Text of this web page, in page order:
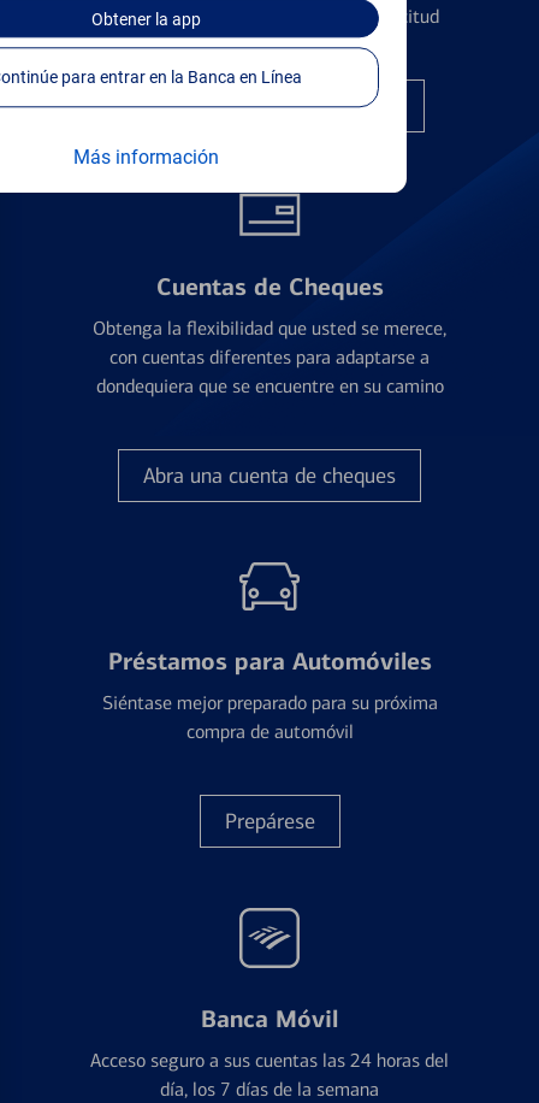
Obtenerla app
Continúe para entrar en la Banca en Línea
Más información
financiera antes de presentar una solicitud
Encuentre la tarjeta correcta
Cuentas de Cheques
Obtenga la flexibilidad que usted se merece,
con cuentas diferentes para adaptarse a
dondequiera que se encuentre en su camino
Abra una cuenta de cheques
Préstamos para Automóviles
Siéntase mejor preparado para su próxima
compra de automóvil
Prepárese
Banca Móvil
Acceso seguro a sus cuentas las 24 horas del
día, los 7 días de la semana